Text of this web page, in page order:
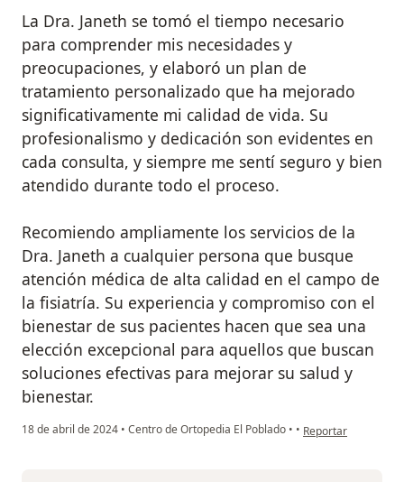
La Dra. Janeth se tomó el tiempo necesario
para comprender mis necesidades y
preocupaciones, y elaboró un plan de
tratamiento personalizado que ha mejorado
significativamente mi calidad de vida. Su
profesionalismo y dedicación son evidentes en
cada consulta, y siempre me sentí seguro y bien
atendido durante todo el proceso.
Recomiendo ampliamente los servicios de la
Dra. Janeth a cualquier persona que busque
atención médica de alta calidad en el campo de
la fisiatría. Su experiencia y compromiso con el
bienestar de sus pacientes hacen que sea una
elección excepcional para aquellos que buscan
soluciones efectivas para mejorar su salud y
bienestar.
18 de abril de 2024 • Centro de Ortopedia El Poblado • • en opinión del
Reportar